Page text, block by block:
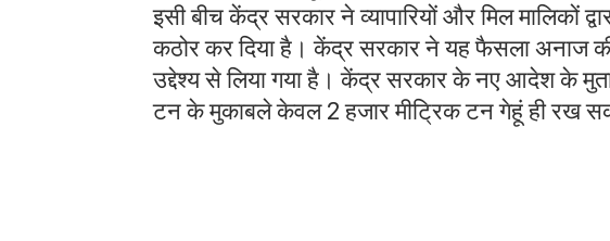
इसी बीच केंद्र सरकार ने व्यापारियों और मिल मालिकों
कठोर कर दिया है। केंद्र सरकार ने यह फैसला अनाज
उद्देश्य से लिया गया है। केंद्र सरकार के नए आदेश के
टन के मुकाबले केवल 2 हजार मीट्रिक टन गेहूं ही रख